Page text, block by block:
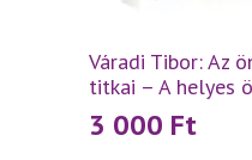
Váradi Tibor: Az
titkai – A helyes
3 000 Ft